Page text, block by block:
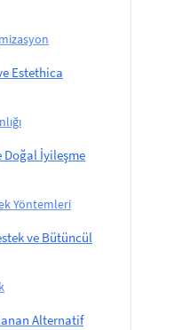
Estethica
Doğal İyileşme
Yöntemleri
ve Bütüncül
Alternatif